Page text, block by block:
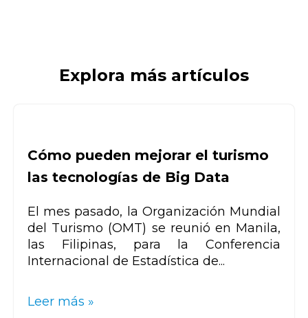
Explora más artículos
Cómo pueden mejorar el turismo
las tecnologías de Big Data
El mes pasado, la Organización Mundial
del Turismo (OMT) se reunió en Manila,
las Filipinas, para la Conferencia
Internacional de Estadística de...
Leer más »